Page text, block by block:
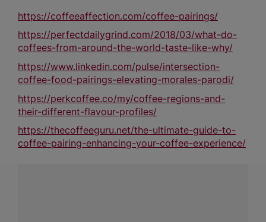
https://coffeeaffection.com/coffee-pairings/
https://perfectdailygrind.com/2018/03/what-do-
coffees-from-around-the-world-taste-like-why/
https://www.linkedin.com/pulse/intersection-
coffee-food-pairings-elevating-morales-parodi/
https://perkcoffee.co/my/coffee-regions-and-
their-different-flavour-profiles/
https://thecoffeeguru.net/the-ultimate-guide-to-
coffee-pairing-enhancing-your-coffee-experience/